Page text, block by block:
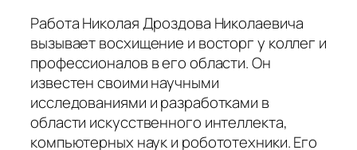
Работа Николая Дроздова Николаевича
вызывает восхищение и восторг у коллег и
профессионалов в его области.Он
известен своими научными
исследованиями и разработками в
области искусственного интеллекта,
компьютерных наук и робототехники. Его